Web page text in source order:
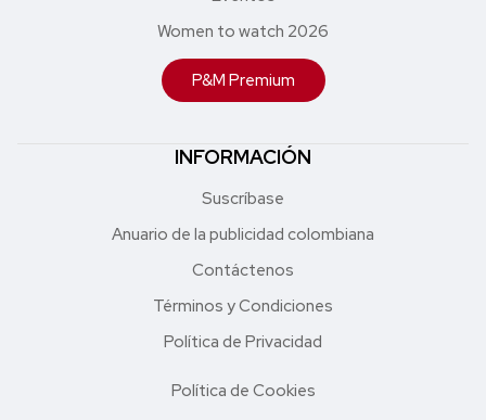
Women to watch 2026
P&M Premium
INFORMACIÓN
Suscríbase
Anuario de la publicidad colombiana
Contáctenos
Términos y Condiciones
Política de Privacidad
Política de Cookies